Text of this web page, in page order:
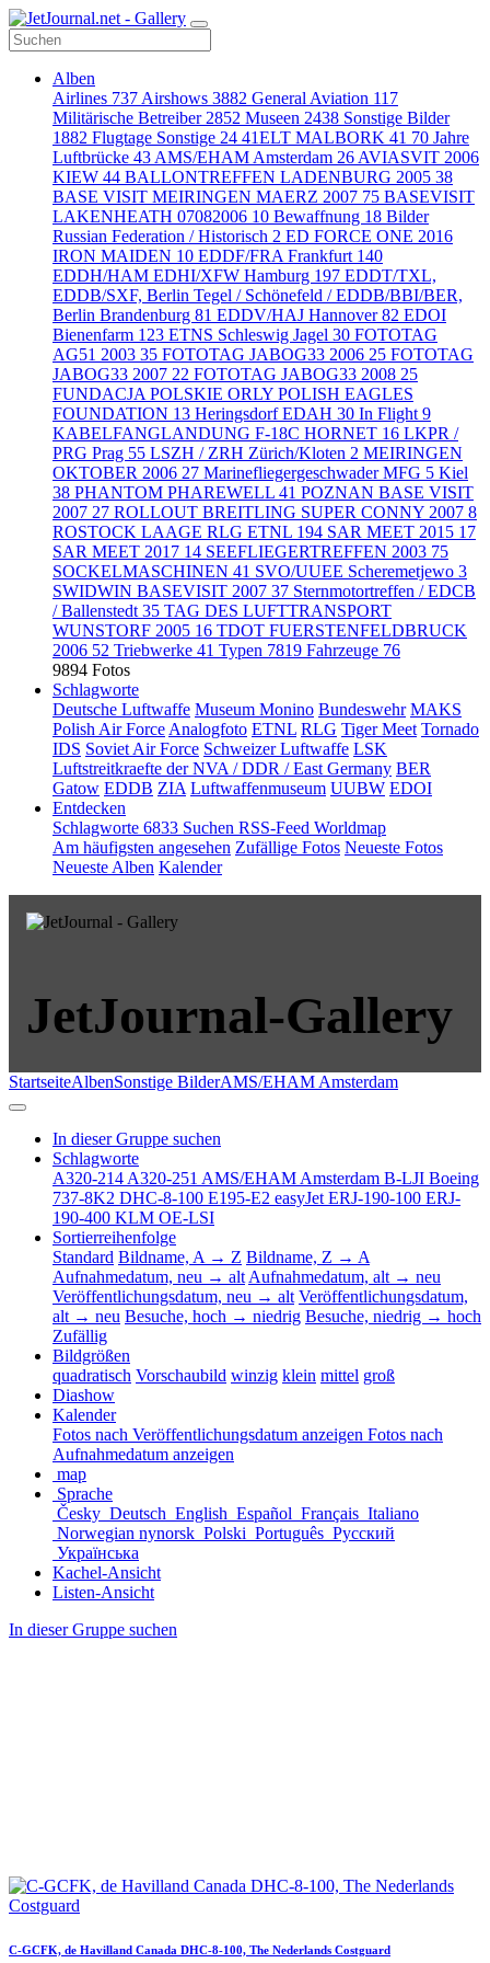
Alben
Airlines 737 Airshows 3882 General Aviation 117
Militärische Betreiber 2852 Museen 2438 Sonstige Bilder
1882 Flugtage Sonstige 24 41ELT MALBORK 41 70 Jahre
Luftbrücke 43 AMS/EHAM Amsterdam 26 AVIASVIT 2006
KIEW 44 BALLONTREFFEN LADENBURG 2005 38
BASE VISIT MEIRINGEN MAERZ 2007 75 BASEVISIT
LAKENHEATH 07082006 10 Bewaffnung 18 Bilder
Russian Federation / Historisch 2 ED FORCE ONE 2016
IRON MAIDEN 10 EDDF/FRA Frankfurt 140
EDDH/HAM EDHI/XFW Hamburg 197 EDDT/TXL,
EDDB/SXF, Berlin Tegel / Schönefeld / EDDB/BBI/BER,
Berlin Brandenburg 81 EDDV/HAJ Hannover82 EDOI
Bienenfarm 123 ETNS Schleswig Jagel 30 FOTOTAG
AG51 2003 35 FOTOTAG JABOG33 2006 25 FOTOTAG
JABOG33 2007 22 FOTOTAG JABOG33 2008 25
FUNDACJA POLSKIE ORLY POLISH EAGLES
FOUNDATION 13 Heringsdorf EDAH 30 In Flight 9
KABELFANGLANDUNG F-18C HORNET 16 LKPR /
PRG Prag 55 LSZH / ZRH Zürich/Kloten 2 MEIRINGEN
OKTOBER 2006 27 Marinefliegergeschwader MFG 5 Kiel
38 PHANTOM PHAREWELL 41 POZNAN BASE VISIT
2007 27 ROLLOUT BREITLING SUPER CONNY 2007 8
ROSTOCK LAAGE RLG ETNL 194 SAR MEET 2015 17
SAR MEET 2017 14 SEEFLIEGERTREFFEN 2003 75
SOCKELMASCHINEN 41 SVO/UUEE Scheremetjewo 3
SWIDWIN BASEVISIT 2007 37 Sternmotortreffen / EDCB
/ Ballenstedt 35 TAG DES LUFTTRANSPORT
WUNSTORF 2005 16 TDOT FUERSTENFELDBRUCK
2006 52 Triebwerke 41 Typen 7819 Fahrzeuge 76
9894 Fotos
Schlagworte
Deutsche Luftwaffe Museum Monino Bundeswehr MAKS
Polish Air Force Analogfoto ETNL RLG Tiger Meet Tornado
IDS Soviet Air Force Schweizer Luftwaffe LSK
Luftstreitkraefte der NVA / DDR / East Germany BER
Gatow EDDB ZIA Luftwaffenmuseum UUBW EDOI
Entdecken
Schlagworte 6833 Suchen RSS-Feed Worldmap
Am häufigsten angesehen Zufällige Fotos Neueste Fotos
Neueste Alben Kalender
JetJournal-Gallery
StartseiteAlbenSonstige BilderAMS/EHAM Amsterdam
In dieser Gruppe suchen
Schlagworte
A320-214 A320-251 AMS/EHAM Amsterdam B-LJI Boeing
737-8K2 DHC-8-100 E195-E2 easyJet ERJ-190-100 ERJ-
190-400 KLM OE-LSI
Sortierreihenfolge
Standard Bildname, A → Z Bildname, Z → A
Aufnahmedatum, neu → alt Aufnahmedatum, alt → neu
Veröffentlichungsdatum, neu → alt Veröffentlichungsdatum,
alt → neu Besuche, hoch → niedrig Besuche, niedrig → hoch
Zufällig
Bildgrößen
quadratisch Vorschaubild winzig klein mittel groß
Diashow
Kalender
Fotos nach Veröffentlichungsdatum anzeigen Fotos nach
Aufnahmedatum anzeigen
map
Sprache
Česky Deutsch English Español Français Italiano
Norwegian nynorsk Polski Português Русский
Українська
Kachel-Ansicht
Listen-Ansicht
In dieser Gruppe suchen
C-GCFK, de Havilland Canada DHC-8-100, The Nederlands Costguard